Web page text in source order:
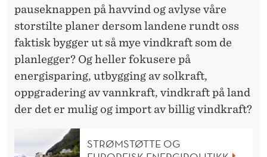
pauseknappen på havvind og avlyse våre
storstilte planer dersom landene rundt oss
faktisk bygger ut så mye vindkraft som de
planlegger? Og heller fokusere på
energisparing, utbygging av solkraft,
oppgradering av vannkraft, vindkraft på land
der det er mulig og import av billig vindkraft?
STRØMSTØTTE OG